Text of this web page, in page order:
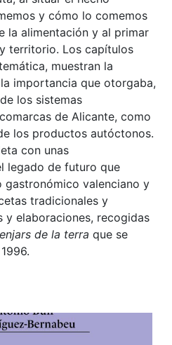
y cómo lo comemos
alimentación y al primar
territorio. Los capítulos
muestran la
importancia que otorgaba,
los sistemas
de Alicante, como
los productos autóctonos.
con unas
legado de futuro que
gastronómico valenciano y
tradicionales y
elaboraciones, recogidas
de la terra que se